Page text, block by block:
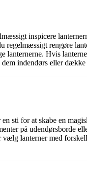
inspicere
regelmæssigt rengøre
lanternerne. Hvis
indendørs eller
sti for at skabe en
på udendørsborde
lanterner med